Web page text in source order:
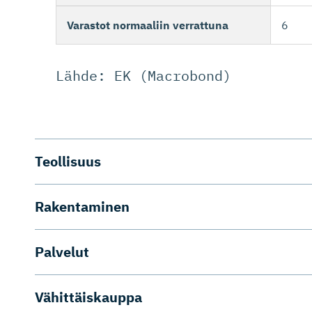
Varastot normaaliin verrattuna 6
Lähde: EK (Macrobond)
Teollisuus
Rakentaminen
Palvelut
Vähittäiskauppa